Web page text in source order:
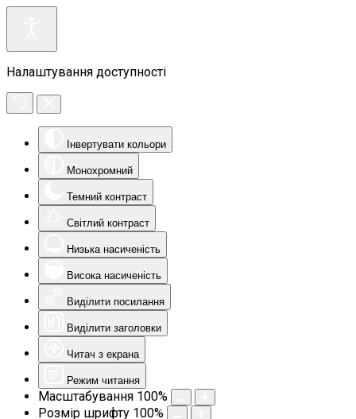
Налаштування доступності
Інвертувати кольори
Монохромний
Темний контраст
Світлий контраст
Низька насиченість
Висока насиченість
Виділити посилання
Виділити заголовки
Читач з екрана
Режим читання
Масштабування 100%
Розмір шрифту 100%